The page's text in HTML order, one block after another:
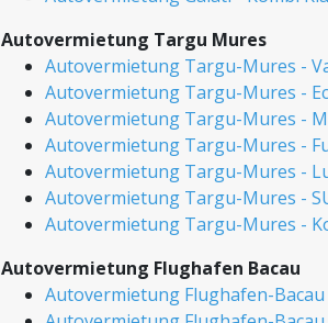
Autovermietung Targu Mures
Autovermietung Targu-Mures -
Autovermietung Targu-Mures -
Autovermietung Targu-Mures -
Autovermietung Targu-Mures -
Autovermietung Targu-Mures -
Autovermietung Targu-Mures -
Autovermietung Targu-Mures -
Autovermietung Flughafen Bacau
Autovermietung Flughafen-Bacau